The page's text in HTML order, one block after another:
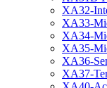
XA32-
XA33-
XA34-
XA35-
XA36-
XA37-